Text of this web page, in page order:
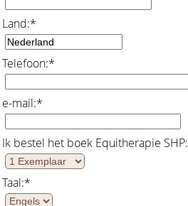
Land:*
Telefoon:*
e-mail:*
Ik bestel het boek Equitherapie SHP:
Taal:*